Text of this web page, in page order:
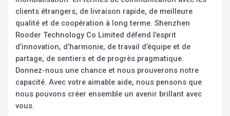
clients étrangers, de livraison rapide, de meilleure
qualité et de coopération à long terme. Shenzhen
Rooder Technology Co Limited défend l’esprit
d’innovation, d’harmonie, de travail d’équipe et de
partage, de sentiers et de progrès pragmatique.
Donnez-nous une chance et nous prouverons notre
capacité. Avec votre aimable aide, nous pensons que
nous pouvons créer ensemble un avenir brillant avec
vous.